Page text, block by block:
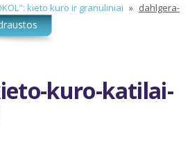
kieto kuro ir granuliniai » dahlgera-
kuro-katilai-